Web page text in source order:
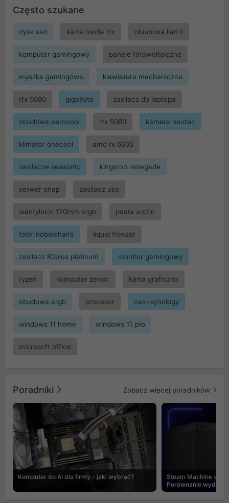
Często szukane
dysk ssd karta nvidia rtx obudowa lian li
komputer gamingowy panele fotowoltaiczne
myszka gamingowa klawiatura mechaniczna
rtx 5080 gigabyte zasilacz do laptopa
obudowa aerocool rtx 5060 kamera neotec
klimator onecool amd rx 6600
zasilacze seasonic kingston renegade
serwer qnap zasilacz ups
wentylator 120mm argb pasta arctic
fotel noblechairs liquid freezer
zasilacz 80plus platinum monitor gamingowy
ryzen komputer zenpc karta graficzna
obudowa argb procesor nas+synology
windows 11 home windows 11 pro
microsoft office
Poradniki Zobacz więcej poradników
Komputer do AI dla firmy - jaki wybrać?
Steam Machine vs
Porównanie